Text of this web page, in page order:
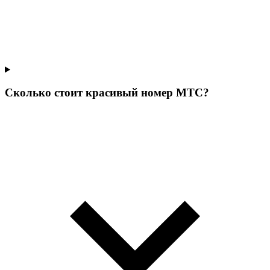
Сколько стоит красивый номер МТС?